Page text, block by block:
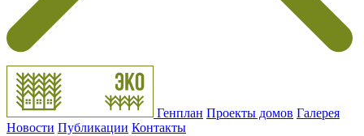
Генплан Проекты домов Галерея
Новости Публикации Контакты